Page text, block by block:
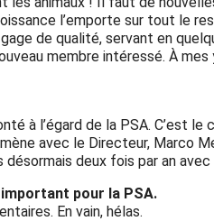
l’emporte sur tout le
de qualité, servant en
membre intéressé. À
l’égard de la PSA. C’est le
avec le Directeur,
deux fois par an avec
pour la PSA.
En vain, hélas.